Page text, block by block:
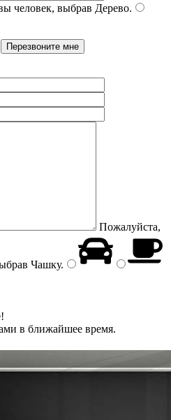
человек, выбрав Дерево.
Пожалуйста,
Чашку.
в ближайшее время.